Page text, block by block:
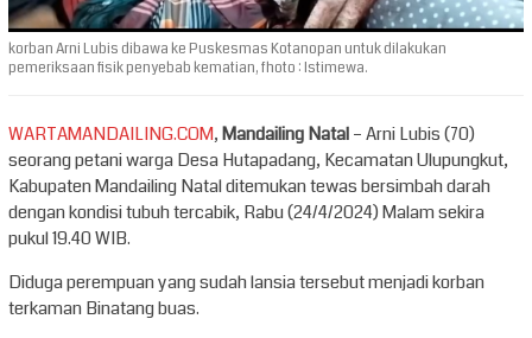
korban Arni Lubis dibawa ke Puskesmas Kotanopan untuk dilakukan
pemeriksaan fisik penyebab kematian, fhoto : Istimewa.
WARTAMANDAILING.COM,Mandailing Natal– Arni Lubis (70)
seorang petani warga Desa Hutapadang, Kecamatan Ulupungkut,
Kabupaten Mandailing Natal ditemukan tewas bersimbah darah
dengan kondisi tubuh tercabik, Rabu (24/4/2024) Malam sekira
pukul 19.40 WIB.
Diduga perempuan yang sudah lansia tersebut menjadi korban
terkaman Binatang buas.